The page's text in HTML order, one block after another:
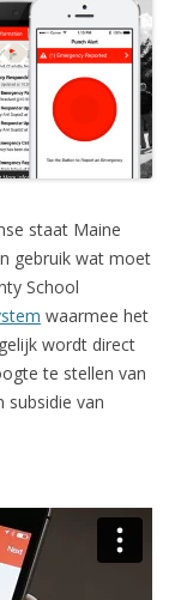
staat Maine
gebruik wat moet
School
waarmee het
wordt direct
te stellen van
van